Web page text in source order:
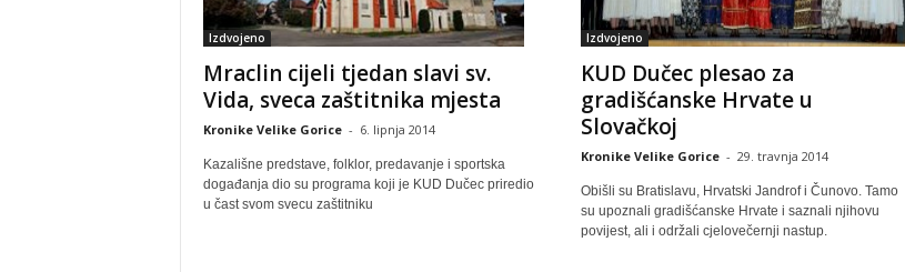
Izdvojeno
Mraclin cijeli tjedan slavi sv.
Vida, sveca zaštitnika mjesta
Kronike Velike Gorice - 6. lipnja 2014
Kazališne predstave, folklor, predavanje i sportska
događanja dio su programa koji je KUD Dučec priredio
u čast svom svecu zaštitniku
Izdvojeno
KUD Dučec plesao za
gradišćanske Hrvate u
Slovačkoj
Kronike Velike Gorice - 29. travnja 2014
Obišli su Bratislavu, Hrvatski Jandrof i Čunovo. Tamo
su upoznali gradišćanske Hrvate i saznali njihovu
povijest, ali i održali cjelovečernji nastup.